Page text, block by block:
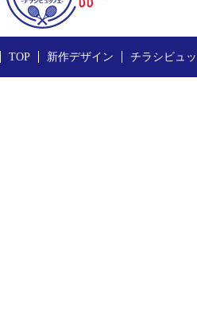
TOP 新作デザイン チラシビュ